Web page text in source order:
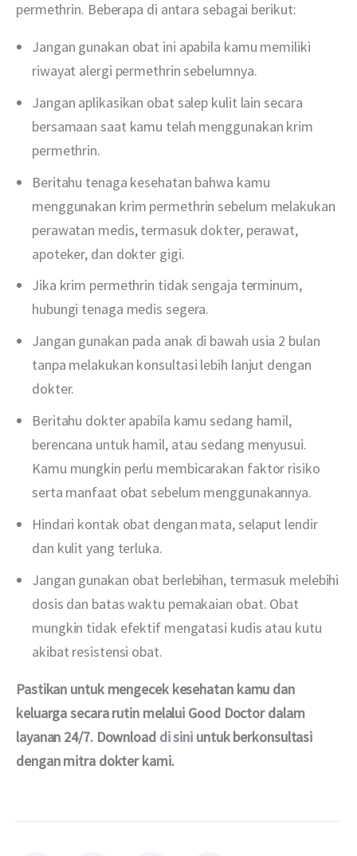
permethrin. Beberapa di antara sebagai berikut:
Jangan gunakan obat ini apabila kamu memiliki
riwayat alergi permethrin sebelumnya.
Jangan aplikasikan obat salep kulit lain secara
bersamaan saat kamu telah menggunakan krim
permethrin.
Beritahu tenaga kesehatan bahwa kamu
menggunakan krim permethrin sebelum melakukan
perawatan medis, termasuk dokter, perawat,
apoteker, dan dokter gigi.
Jika krim permethrin tidak sengaja terminum,
hubungi tenaga medis segera.
Jangan gunakan pada anak di bawah usia 2 bulan
tanpa melakukan konsultasi lebih lanjut dengan
dokter.
Beritahu dokter apabila kamu sedang hamil,
berencana untuk hamil, atau sedang menyusui.
Kamu mungkin perlu membicarakan faktor risiko
serta manfaat obat sebelum menggunakannya.
Hindari kontak obat dengan mata, selaput lendir
dan kulit yang terluka.
Jangan gunakan obat berlebihan, termasuk melebihi
dosis dan batas waktu pemakaian obat. Obat
mungkin tidak efektif mengatasi kudis atau kutu
akibat resistensi obat.
Pastikan untuk mengecek kesehatan kamu dan
keluarga secara rutin melalui Good Doctor dalam
layanan 24/7. Download di sini untuk berkonsultasi
dengan mitra dokter kami.